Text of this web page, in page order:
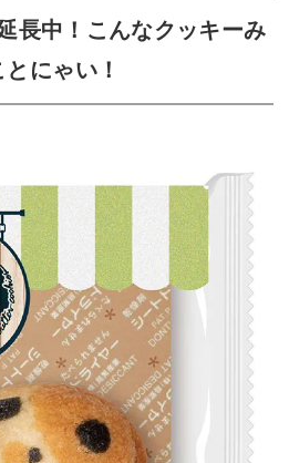
長中！こんなクッキーみ
とにゃい！